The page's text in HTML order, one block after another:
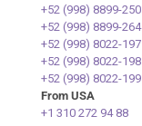
+52 (998) 8899-250
+52 (998) 8899-264
+52 (998) 8022-197
+52 (998) 8022-198
+52 (998) 8022-199
From USA
+1 310 272 94 88